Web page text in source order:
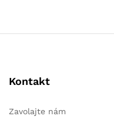
Kontakt
Zavolajte nám